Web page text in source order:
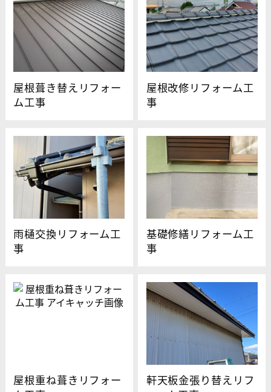
屋根葺き替えリフォー
ム工事
屋根改修リフォーム工
事
雨樋交換リフォーム工
事
基礎修繕リフォーム工
事
屋根重ね葺きリフォー
軒天板金張り替えリフ